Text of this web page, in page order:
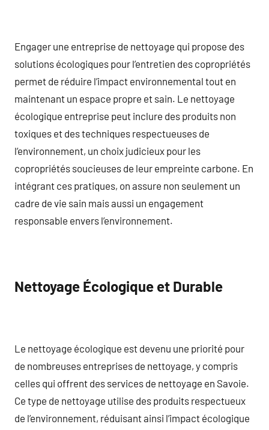
Engager une entreprise de nettoyage qui propose des
solutions écologiques pour l’entretien des copropriétés
permet de réduire l’impact environnemental tout en
maintenant un espace propre et sain. Le nettoyage
écologique entreprise peut inclure des produits non
toxiques et des techniques respectueuses de
l’environnement, un choix judicieux pour les
copropriétés soucieuses de leur empreinte carbone. En
intégrant ces pratiques, on assure non seulement un
cadre de vie sain mais aussi un engagement
responsable envers l’environnement.
Nettoyage Écologique et Durable
Le nettoyage écologique est devenu une priorité pour
de nombreuses entreprises de nettoyage, y compris
celles qui offrent des services de nettoyage en Savoie.
Ce type de nettoyage utilise des produits respectueux
de l’environnement, réduisant ainsi l’impact écologique